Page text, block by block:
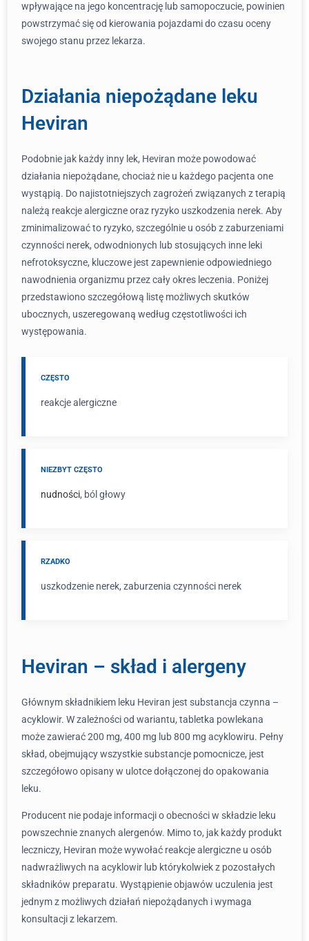
wpływające na jego koncentrację lub samopoczucie, powinien
powstrzymać się od kierowania pojazdami do czasu oceny
swojego stanu przez lekarza.
Działania niepożądane leku
Heviran
Podobnie jak każdy inny lek, Heviran może powodować
działania niepożądane, chociaż nie u każdego pacjenta one
wystąpią. Do najistotniejszych zagrożeń związanych z terapią
należą reakcje alergiczne oraz ryzyko uszkodzenia nerek. Aby
zminimalizować to ryzyko, szczególnie u osób z zaburzeniami
czynności nerek, odwodnionych lub stosujących inne leki
nefrotoksyczne, kluczowe jest zapewnienie odpowiedniego
nawodnienia organizmu przez cały okres leczenia. Poniżej
przedstawiono szczegółową listę możliwych skutków
ubocznych, uszeregowaną według częstotliwości ich
występowania.
CZĘSTO
reakcje alergiczne
NIEZBYT CZĘSTO
nudności, ból głowy
RZADKO
uszkodzenie nerek, zaburzenia czynności nerek
Heviran – skład i alergeny
Głównym składnikiem leku Heviran jest substancja czynna –
acyklowir. W zależności od wariantu, tabletka powlekana
może zawierać 200 mg, 400 mg lub 800 mg acyklowiru. Pełny
skład, obejmujący wszystkie substancje pomocnicze, jest
szczegółowo opisany w ulotce dołączonej do opakowania
leku.
Producent nie podaje informacji o obecności w składzie leku
powszechnie znanych alergenów. Mimo to, jak każdy produkt
leczniczy, Heviran może wywołać reakcje alergiczne u osób
nadwrażliwych na acyklowir lub którykolwiek z pozostałych
składników preparatu. Wystąpienie objawów uczulenia jest
jednym z możliwych działań niepożądanych i wymaga
konsultacji z lekarzem.